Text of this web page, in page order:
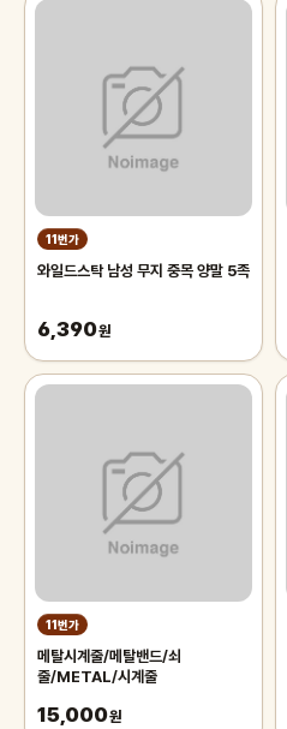
11번가
와일드스탁 남성 무지 중목 양말 5족
6,390원
11번가
메탈시계줄/메탈밴드/쇠
줄/METAL/시계줄
15,000원